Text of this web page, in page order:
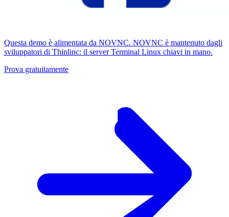
Questa demo è alimentata da NOVNC. NOVNC è mantenuto dagli
sviluppatori di Thinlinc: il server Terminal Linux chiavi in ​​mano.
Prova gratuitamente